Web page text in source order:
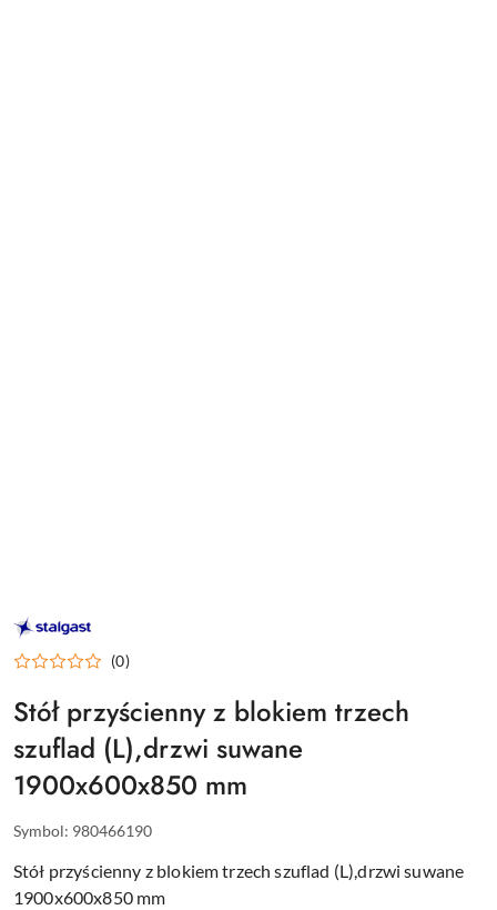
STALGAST
–
WYPOSAŻENIE
DLA
(0)
Stół przyścienny z blokiem trzech
szuflad (L),drzwi suwane
1900x600x850 mm
Symbol: 980466190
Stół przyścienny z blokiem trzech szuflad (L),drzwi suwane
1900x600x850 mm